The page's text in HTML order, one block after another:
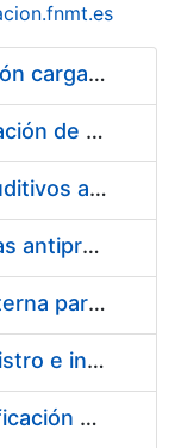
Pliego condiciones optimización cargas compras firmado
Acuerdo marco para la fabricación de piezas
Suministro de Protectores Auditivos a medida para las personas trabajadoras de los Centros de Trabajo de Madrid y Burgos
Suministro de gafas graduadas antiproyecciones para los trabajadores de la FNMT-RCM en los centros de trabajo de Madrid y Burgos
Servicios de una empresa externa para el asesoramiento y resolución de los recursos de alzada que se presentan relacionados con procesos de selección para la FNMT-RCM
Acuerdo marco para el suministro e instalación de persianas, estores y otros complementos
Servicio de Calibración y Verificación Externa de los Equipos de Medición del Servicio de Prevención de la FNMT-RCM